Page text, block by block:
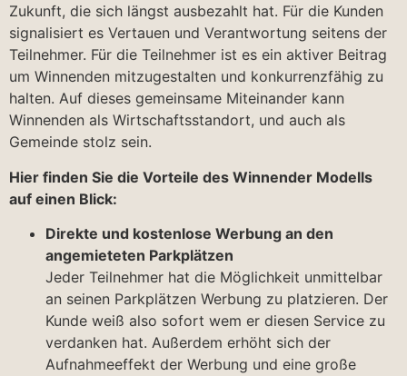
Zukunft, die sich längst ausbezahlt hat. Für die Kunden
signalisiert es Vertauen und Verantwortung seitens der
Teilnehmer. Für die Teilnehmer ist es ein aktiver Beitrag
um Winnenden mitzugestalten und konkurrenzfähig zu
halten. Auf dieses gemeinsame Miteinander kann
Winnenden als Wirtschaftsstandort, und auch als
Gemeinde stolz sein.
Hier finden Sie die Vorteile des Winnender Modells
auf einen Blick:
Direkte und kostenlose Werbung an den
angemieteten Parkplätzen
Jeder Teilnehmer hat die Möglichkeit unmittelbar
an seinen Parkplätzen Werbung zu platzieren. Der
Kunde weiß also sofort wem er diesen Service zu
verdanken hat. Außerdem erhöht sich der
Aufnahmeeffekt der Werbung und eine große